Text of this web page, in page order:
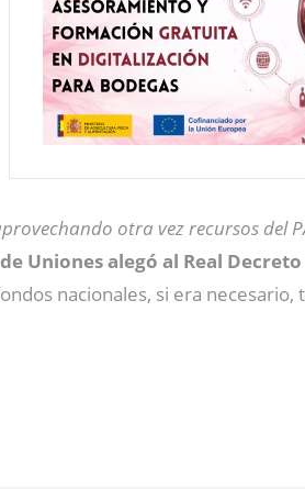
otra vez recursos del
Uniones alegó al Real Decreto
nacionales, si era necesario,